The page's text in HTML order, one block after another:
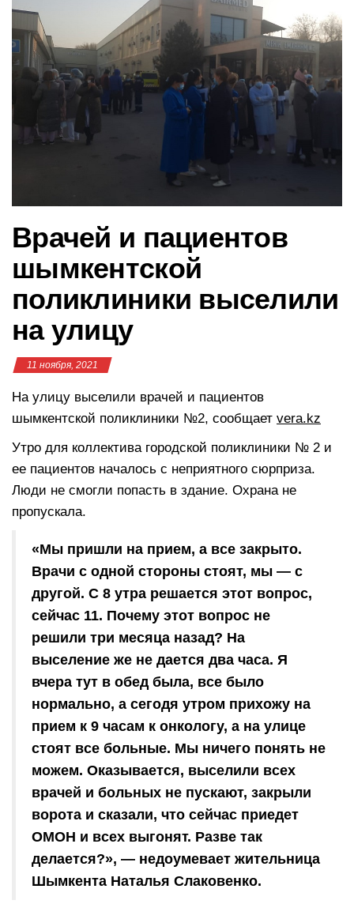
а
ц
ю
Врачей и пациентов
шымкентской
поликлиники выселили
на улицу
11 ноября, 2021
На улицу выселили врачей и пациентов
шымкентской поликлиники №2, сообщает vera.kz
Утро для коллектива городской поликлиники № 2 и
ее пациентов началось с неприятного сюрприза.
Люди не смогли попасть в здание. Охрана не
пропускала.
«Мы пришли на прием, а все закрыто.
Врачи с одной стороны стоят, мы — с
другой. С 8 утра решается этот вопрос,
сейчас 11. Почему этот вопрос не
решили три месяца назад? На
выселение же не дается два часа. Я
вчера тут в обед была, все было
нормально, а сегодя утром прихожу на
прием к 9 часам к онкологу, а на улице
стоят все больные. Мы ничего понять не
можем. Оказывается, выселили всех
врачей и больных не пускают, закрыли
ворота и сказали, что сейчас приедет
ОМОН и всех выгонят. Разве так
делается?», — недоумевает жительница
Шымкента Наталья Слаковенко.